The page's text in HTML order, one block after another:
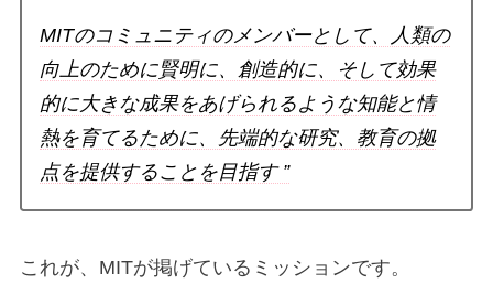
MITのコミュニティのメンバーとして、人類の
向上のために賢明に、創造的に、そして効果
的に大きな成果をあげられるような知能と情
熱を育てるために、先端的な研究、教育の拠
点を提供することを目指す ”
これが、MITが掲げているミッションです。